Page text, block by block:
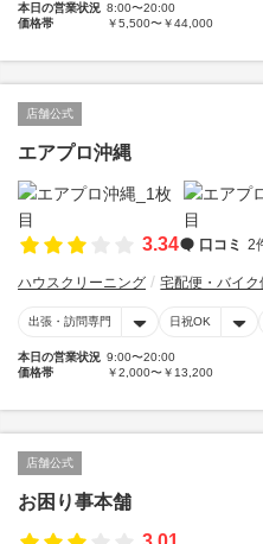
本日の営業状況 8:00〜20:00
価格帯
￥5,500〜￥44,000
店舗公式
エアプロ沖縄
3.34 口コミ 2
ハウスクリーニング 宅配便・バイク
出張・訪問専門 日祝OK
本日の営業状況 9:00〜20:00
価格帯
￥2,000〜￥13,200
店舗公式
お困り事本舗